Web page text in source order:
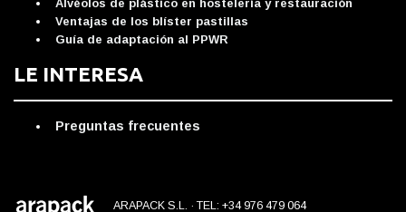
Alvéolos de plástico en hostelería y restauración
Ventajas de los blíster pastillas
Guía de adaptación al PPWR
LE INTERESA
Preguntas frecuentes
ARAPACK S.L. · TEL: +34 976 479 064